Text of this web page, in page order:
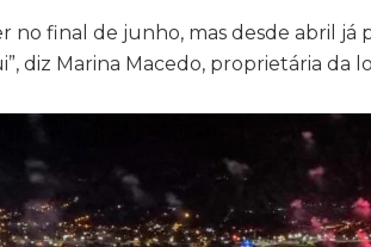
no final de junho, mas desde abril
diz Marina Macedo, proprietária da